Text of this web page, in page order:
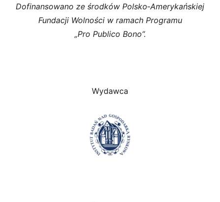
Dofinansowano ze środków Polsko‑Amerykańskiej
Fundacji Wolności w ramach Programu
„Pro Publico Bono”.
Wydawca